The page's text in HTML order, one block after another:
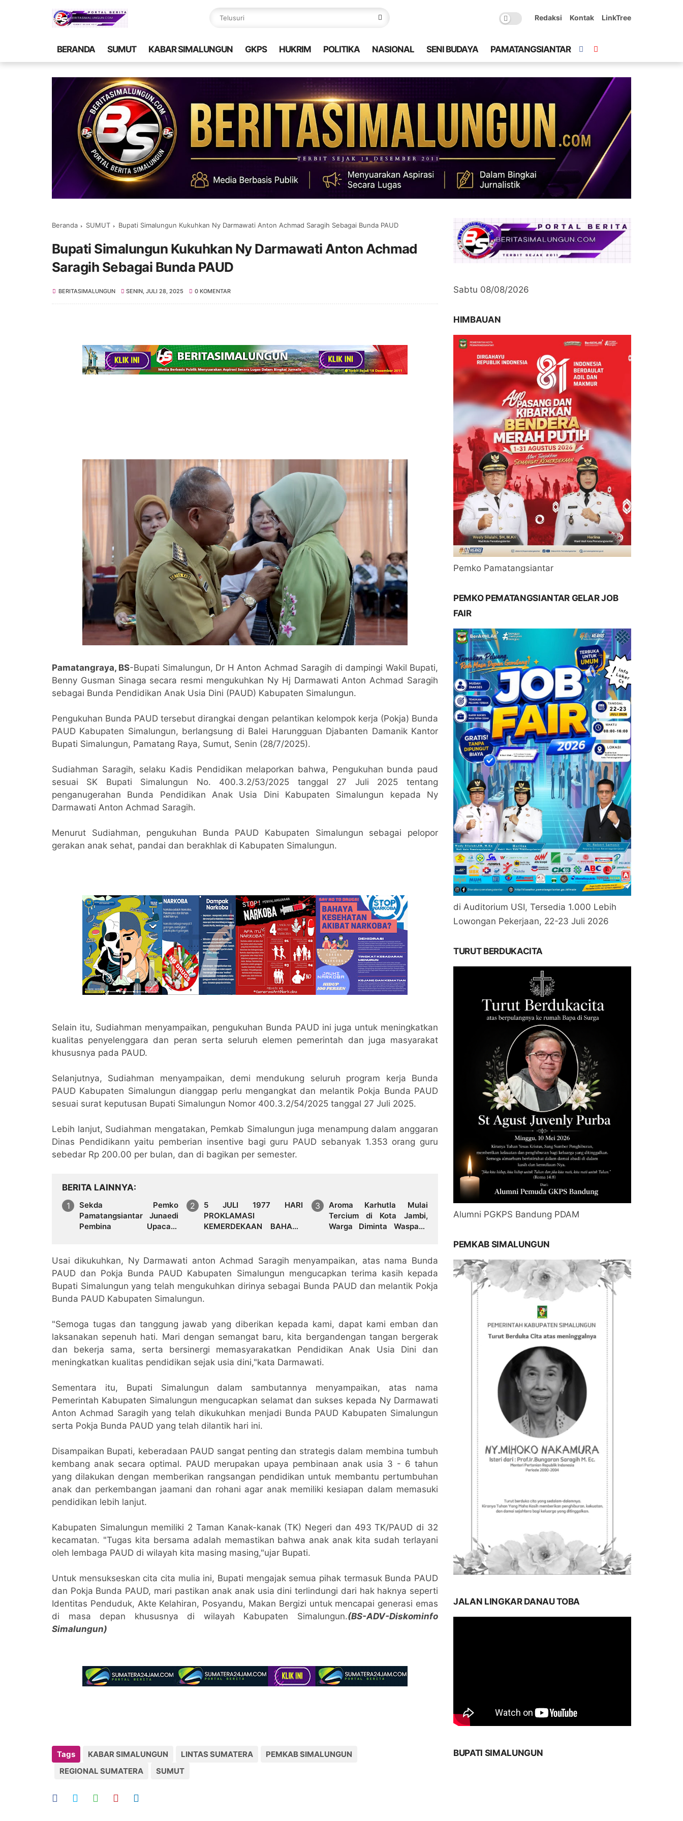
Redaksi Kontak LinkTree
BERANDA SUMUT KABAR SIMALUNGUN GKPS HUKRIM POLITIKA NASIONAL SENI BUDAYA PAMATANGSIANTAR
Beranda SUMUT Bupati Simalungun Kukuhkan Ny Darmawati Anton Achmad Saragih Sebagai Bunda PAUD
Bupati Simalungun Kukuhkan Ny Darmawati Anton Achmad
Saragih Sebagai Bunda PAUD
BERITASIMALUNGUN SENIN, JULI 28, 2025 0 KOMENTAR
Pamatangraya, BS-Bupati Simalungun, Dr H Anton Achmad Saragih di dampingi Wakil Bupati,
Benny Gusman Sinaga secara resmi mengukuhkan Ny Hj Darmawati Anton Achmad Saragih
sebagai Bunda Pendidikan Anak Usia Dini (PAUD) Kabupaten Simalungun.
Pengukuhan Bunda PAUD tersebut dirangkai dengan pelantikan kelompok kerja (Pokja) Bunda
PAUD Kabupaten Simalungun, berlangsung di Balei Harungguan Djabanten Damanik Kantor
Bupati Simalungun, Pamatang Raya, Sumut, Senin (28/7/2025).
Sudiahman Saragih, selaku Kadis Pendidikan melaporkan bahwa, Pengukuhan bunda paud
sesuai SK Bupati Simalungun No. 400.3.2/53/2025 tanggal 27 Juli 2025 tentang
penganugerahan Bunda Pendidikan Anak Usia Dini Kabupaten Simalungun kepada Ny
Darmawati Anton Achmad Saragih.
Menurut Sudiahman, pengukuhan Bunda PAUD Kabupaten Simalungun sebagai pelopor
gerakan anak sehat, pandai dan berakhlak di Kabupaten Simalungun.
Selain itu, Sudiahman menyampaikan, pengukuhan Bunda PAUD ini juga untuk meningkatkan
kualitas penyelenggara dan peran serta seluruh elemen pemerintah dan juga masyarakat
khususnya pada PAUD.
Selanjutnya, Sudiahman menyampaikan, demi mendukung seluruh program kerja Bunda
PAUD Kabupaten Simalungun dianggap perlu mengangkat dan melantik Pokja Bunda PAUD
sesuai surat keputusan Bupati Simalungun Nomor 400.3.2/54/2025 tanggal 27 Juli 2025.
Lebih lanjut, Sudiahman mengatakan, Pemkab Simalungun juga menampung dalam anggaran
Dinas Pendidikann yaitu pemberian insentive bagi guru PAUD sebanyak 1.353 orang guru
sebedar Rp 200.00 per bulan, dan di bagikan per semester.
BERITA LAINNYA
Sekda Pemko
Pamatangsiantar Junaedi
Pembina Upacara
di Desa Bahagia
5 JULI 1977 HARI
PROKLAMASI
KEMERDEKAAN BAHASA
Aroma Karhutla Mulai
Tercium di Kota Jambi,
Warga Diminta Waspada
Usai dikukuhkan, Ny Darmawati anton Achmad Saragih menyampaikan, atas nama Bunda
PAUD dan Pokja Bunda PAUD Kabupaten Simalungun mengucapkan terima kasih kepada
Bupati Simalungun yang telah mengukuhkan dirinya sebagai Bunda PAUD dan melantik Pokja
Bunda PAUD Kabupaten Simalungun.
"Semoga tugas dan tanggung jawab yang diberikan kepada kami, dapat kami emban dan
laksanakan sepenuh hati. Mari dengan semangat baru, kita bergandengan tangan bergerak
dan bekerja sama, serta bersinergi memasyarakatkan Pendidikan Anak Usia Dini dan
meningkatkan kualitas pendidikan sejak usia dini,"kata Darmawati.
Sementara itu, Bupati Simalungun dalam sambutannya menyampaikan, atas nama
Pemerintah Kabupaten Simalungun mengucapkan selamat dan sukses kepada Ny Darmawati
Anton Achmad Saragih yang telah dikukuhkan menjadi Bunda PAUD Kabupaten Simalungun
serta Pokja Bunda PAUD yang telah dilantik hari ini.
Disampaikan Bupati, keberadaan PAUD sangat penting dan strategis dalam membina tumbuh
kembang anak secara optimal. PAUD merupakan upaya pembinaan anak usia 3 - 6 tahun
yang dilakukan dengan memberikan rangsangan pendidikan untuk membantu pertumbuhan
anak dan perkembangan jaamani dan rohani agar anak memiliki kesiapan dalam memasuki
pendidikan lebih lanjut.
Kabupaten Simalungun memiliki 2 Taman Kanak-kanak (TK) Negeri dan 493 TK/PAUD di 32
kecamatan. "Tugas kita bersama adalah memastikan bahwa anak anak kita sudah terlayani
oleh lembaga PAUD di wilayah kita masing masing,"ujar Bupati.
Untuk mensukseskan cita cita mulia ini, Bupati mengajak semua pihak termasuk Bunda PAUD
dan Pokja Bunda PAUD, mari pastikan anak anak usia dini terlindungi dari hak haknya seperti
Identitas Penduduk, Akte Kelahiran, Posyandu, Makan Bergizi untuk mencapai generasi emas
di masa depan khususnya di wilayah Kabupaten Simalungun.(BS-ADV-Diskominfo
Simalungun)
Tags KABAR SIMALUNGUN LINTAS SUMATERA
PEMKAB SIMALUNGUN
REGIONAL SUMATERA
SUMUT
Sabtu 08/08/2026
HIMBAUAN
Pemko Pamatangsiantar
PEMKO PEMATANGSIANTAR GELAR JOB
FAIR
di Auditorium USI, Tersedia 1.000 Lebih
Lowongan Pekerjaan, 22-23 Juli 2026
TURUT BERDUKACITA
Alumni PGKPS Bandung PDAM
PEMKAB SIMALUNGUN
JALAN LINGKAR DANAU TOBA
BUPATI SIMALUNGUN